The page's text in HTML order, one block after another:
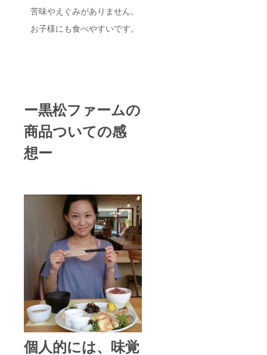
苦味やえぐみがありません。
お子様にも食べやすいです。
ー黒松ファームの
商品ついての感
想ー
個人的には、味覚